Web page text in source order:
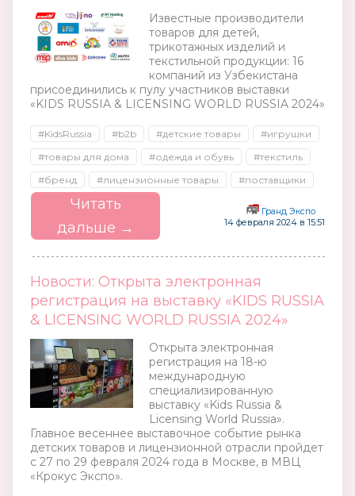
Известные производители
товаров для детей,
трикотажных изделий и
текстильной продукции: 16
компаний из Узбекистана
присоединились к пулу участников выставки
«KIDS RUSSIA & LICENSING WORLD RUSSIA 2024»
#KidsRussia #b2b #детские товары
#игрушки
#товары для дома
#одежда и обувь
#текстиль
#бренд
#лицензионные товары #поставщики
Читать
дальше →
Гранд Экспо
14 февраля 2024 в 15:51
Новости: Открыта электронная
регистрация на выставку «KIDS RUSSIA
& LICENSING WORLD RUSSIA 2024»
Открыта электронная
регистрация на 18-ю
международную
специализированную
выставку «Kids Russia &
Licensing World Russia».
Главное весеннее выставочное событие рынка
детских товаров и лицензионной отрасли пройдет
с 27 по 29 февраля 2024 года в Москве, в МВЦ
«Крокус Экспо».